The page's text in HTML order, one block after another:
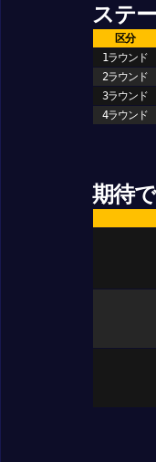
ステ
区分
1ラウンド
2ラウンド
3ラウンド
4ラウンド
期待